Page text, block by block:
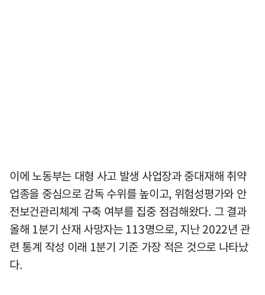
이에 노동부는 대형 사고 발생 사업장과 중대재해 취약
업종을 중심으로 감독 수위를 높이고, 위험성평가와 안
전보건관리체계 구축 여부를 집중 점검해왔다. 그 결과
올해 1분기 산재 사망자는 113명으로, 지난 2022년 관
련 통계 작성 이래 1분기 기준 가장 적은 것으로 나타났
다.